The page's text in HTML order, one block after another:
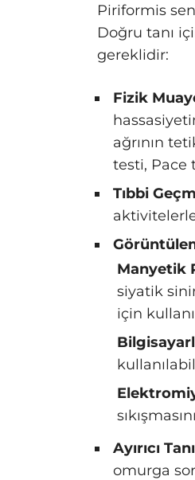
Piriformis
Doğru tanı
gereklidir:
Fizik
ağrının
testi, Pace
Tıbbi
Manyetik
siyatik
için
Ayırıcı
omurga